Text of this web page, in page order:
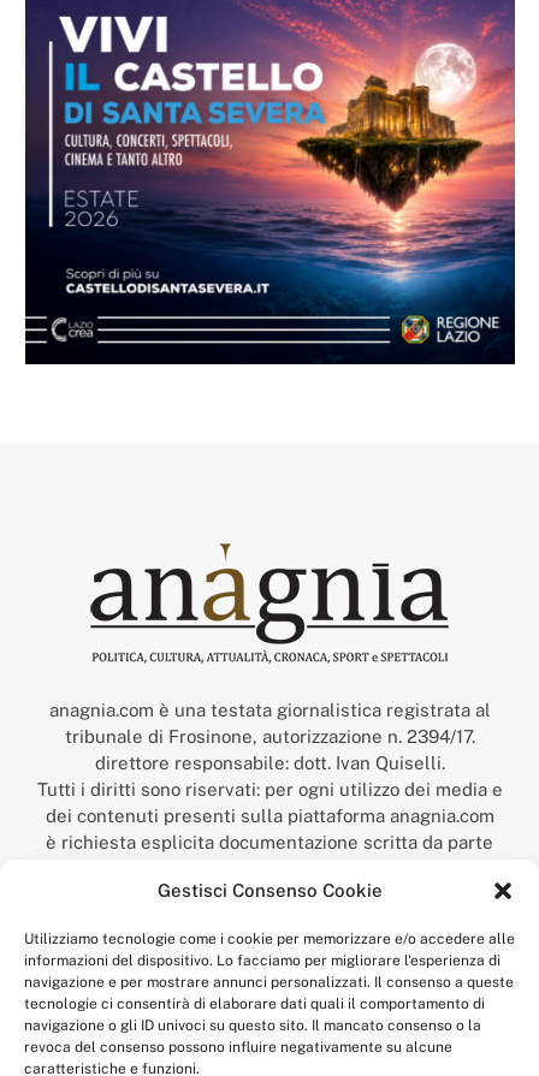
Gestisci Consenso Cookie
Utilizziamo tecnologie come i cookie per memorizzare e/o accedere alle
informazioni del dispositivo. Lo facciamo per migliorare l'esperienza di
navigazione e per mostrare annunci personalizzati. Il consenso a queste
tecnologie ci consentirà di elaborare dati quali il comportamento di
navigazione o gli ID univoci su questo sito. Il mancato consenso o la
revoca del consenso possono influire negativamente su alcune
caratteristiche e funzioni.
anagnia.com è una testata giornalistica registrata al
tribunale di Frosinone, autorizzazione n. 2394/17.
direttore responsabile: dott. Ivan Quiselli.
Tutti i diritti sono riservati: per ogni utilizzo dei media e
dei contenuti presenti sulla piattaforma anagnia.com
è richiesta esplicita documentazione scritta da parte
“Anagnia” è un marchio registrato presso l’Ufficio Italiano
Economico,
num. registrazione: 302017000014044 del 9 febbraio 2017.
Per contatti:redazione@anagnia.com